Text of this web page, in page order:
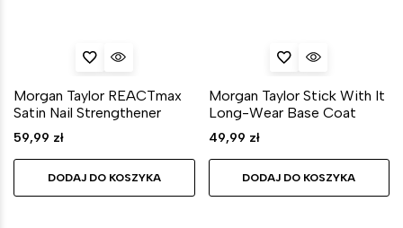
Morgan Taylor REACTmax
Satin Nail Strengthener
59,99 zł
DODAJ DO KOSZYKA
Morgan Taylor Stick With It
Long-Wear Base Coat
49,99 zł
DODAJ DO KOSZYKA